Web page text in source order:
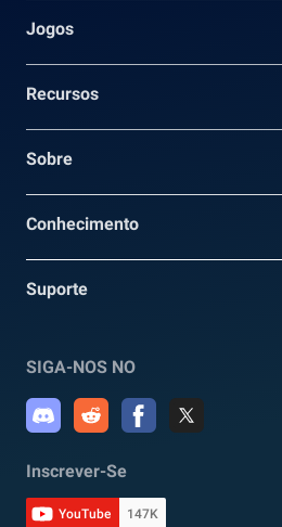
Jogos
Recursos
Sobre
Conhecimento
Suporte
SIGA-NOS NO
Inscrever-Se
YouTube 147K